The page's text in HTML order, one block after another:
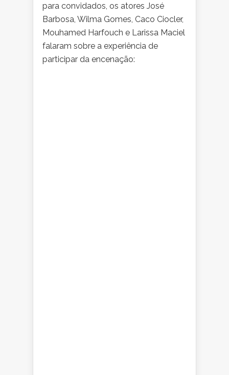
para convidados, os atores José
Barbosa, Wilma Gomes, Caco Ciocler,
Mouhamed Harfouch e Larissa Maciel
falaram sobre a experiência de
participar da encenação: